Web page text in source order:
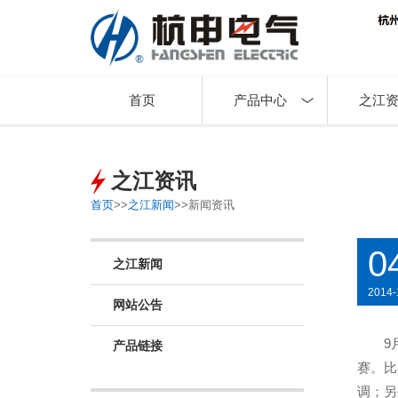
首页 产品中心 之江
之江资讯
首页>>之江新闻>>新闻资讯
之江新闻
网站公告
产品链接
2014-
9
赛。
调；